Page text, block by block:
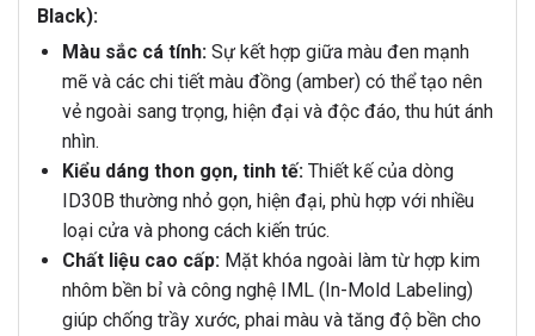
Black):
Màu sắc cá tính:Sự kết hợp giữa màu đen mạnh
mẽ và các chi tiết màu đồng (amber) có thể tạo nên
vẻ ngoài sang trọng, hiện đại và độc đáo, thu hút ánh
nhìn.
Kiểu dáng thon gọn, tinh tế:Thiết kế của dòng
ID30B thường nhỏ gọn, hiện đại, phù hợp với nhiều
loại cửa và phong cách kiến trúc.
Chất liệu cao cấp:Mặt khóa ngoài làm từ hợp kim
nhôm bền bỉ và công nghệ IML (In-Mold Labeling)
giúp chống trầy xước, phai màu và tăng độ bền cho